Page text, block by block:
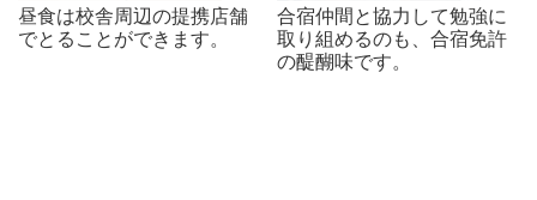
昼食は校舎周辺の提携店舗
でとることができます。
合宿仲間と協力して勉強に
取り組めるのも、合宿免許
の醍醐味です。